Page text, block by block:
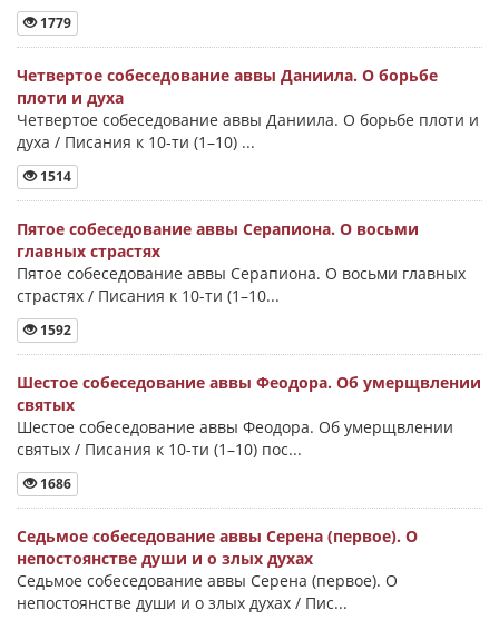
1779
Четвертое собеседование аввы Даниила. О борьбе
плоти и духа
Четвертое собеседование аввы Даниила. О борьбе плоти и
духа / Писания к 10-ти (1–10) ...
1514
Пятое собеседование аввы Серапиона. О восьми
главных страстях
Пятое собеседование аввы Серапиона. О восьми главных
страстях / Писания к 10-ти (1–10...
1592
Шестое собеседование аввы Феодора. Об умерщвлении
святых
Шестое собеседование аввы Феодора. Об умерщвлении
святых / Писания к 10-ти (1–10) пос...
1686
Седьмое собеседование аввы Серена (первое). О
непостоянстве души и о злых духах
Седьмое собеседование аввы Серена (первое). О
непостоянстве души и о злых духах / Пис...